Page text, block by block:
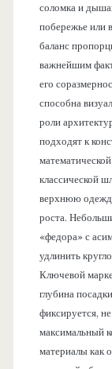
соломка и
побережье или
баланс
важнейшим
его
способна
роли
подходят к
классической
верхнюю
роста.
«федора» с
удлинить
Ключевой
глубина
фиксируется,
максимальный
материалы как